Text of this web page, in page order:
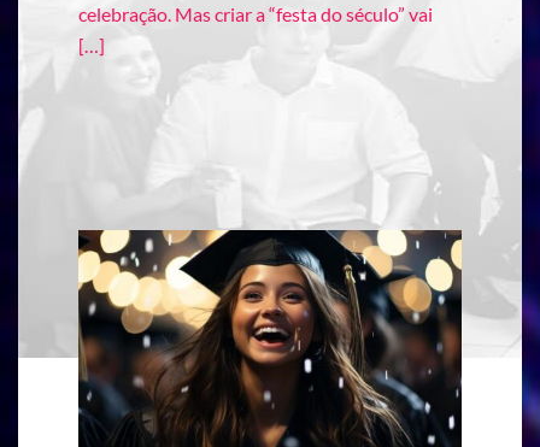
celebração. Mas criar a “festa do século” vai
[…]